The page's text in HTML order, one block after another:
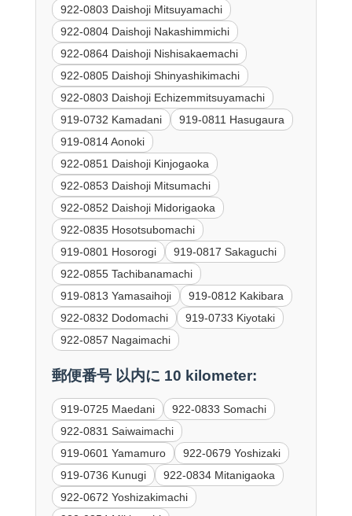
922-0803 Daishoji Mitsuyamachi
922-0804 Daishoji Nakashimmichi
922-0864 Daishoji Nishisakaemachi
922-0805 Daishoji Shinyashikimachi
922-0803 Daishoji Echizemmitsuyamachi
919-0732 Kamadani
919-0811 Hasugaura
919-0814 Aonoki
922-0851 Daishoji Kinjogaoka
922-0853 Daishoji Mitsumachi
922-0852 Daishoji Midorigaoka
922-0835 Hosotsubomachi
919-0801 Hosorogi
919-0817 Sakaguchi
922-0855 Tachibanamachi
919-0813 Yamasaihoji
919-0812 Kakibara
922-0832 Dodomachi
919-0733 Kiyotaki
922-0857 Nagaimachi
郵便番号 以内に 10 kilometer:
919-0725 Maedani
922-0833 Somachi
922-0831 Saiwaimachi
919-0601 Yamamuro
922-0679 Yoshizaki
919-0736 Kunugi
922-0834 Mitanigaoka
922-0672 Yoshizakimachi